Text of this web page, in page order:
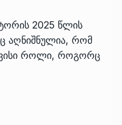
2025 წლის
აღნიშნულია, რომ
როლი, როგორც